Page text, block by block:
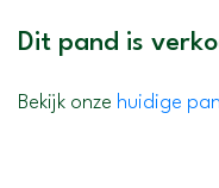
Dit pand is
Bekijk onze huidige